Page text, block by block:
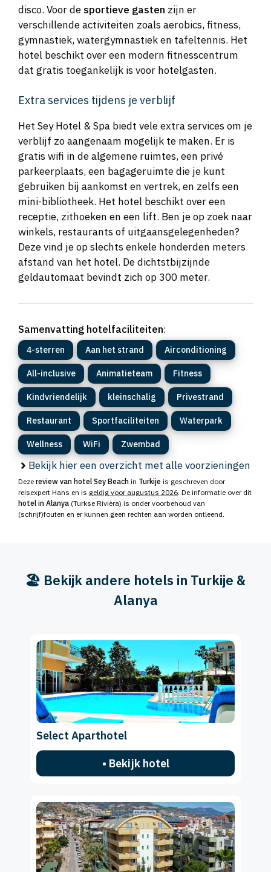
disco. Voor de sportieve gasten zijn er
verschillende activiteiten zoals aerobics, fitness,
gymnastiek, watergymnastiek en tafeltennis. Het
hotel beschikt over een modern fitnesscentrum
dat gratis toegankelijk is voor hotelgasten.
Extra services tijdens je verblijf
Het Sey Hotel & Spa biedt vele extra services om je
verblijf zo aangenaam mogelijk te maken. Er is
gratis wifi in de algemene ruimtes, een privé
parkeerplaats, een bagageruimte die je kunt
gebruiken bij aankomst en vertrek, en zelfs een
mini-bibliotheek. Het hotel beschikt over een
receptie, zithoeken en een lift. Ben je op zoek naar
winkels, restaurants of uitgaansgelegenheden?
Deze vind je op slechts enkele honderden meters
afstand van het hotel. De dichtstbijzijnde
geldautomaat bevindt zich op 300 meter.
Samenvatting hotelfaciliteiten:
4-sterren Aan het strand Airconditioning
All-inclusive Animatieteam Fitness
Kindvriendelijk kleinschalig Privestrand
Restaurant Sportfaciliteiten Waterpark
Wellness WiFi Zwembad
Bekijk hier een overzicht met alle voorzieningen
Deze review van hotel Sey Beach in Turkije is geschreven door
reisexpert Hans en is geldig voor augustus 2026 . De informatie over dit
hotel in Alanya (Turkse Rivièra) is onder voorbehoud van
(schrijf)fouten en er kunnen geen rechten aan worden ontleend.
🏖️ Bekijk andere hotels in Turkije &
Alanya
Select Aparthotel
• Bekijk hotel